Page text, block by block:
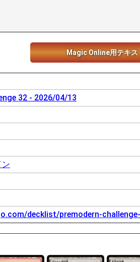
Magic Online用テキス
32 - 2026/04/13
ン
decklist/premodern-